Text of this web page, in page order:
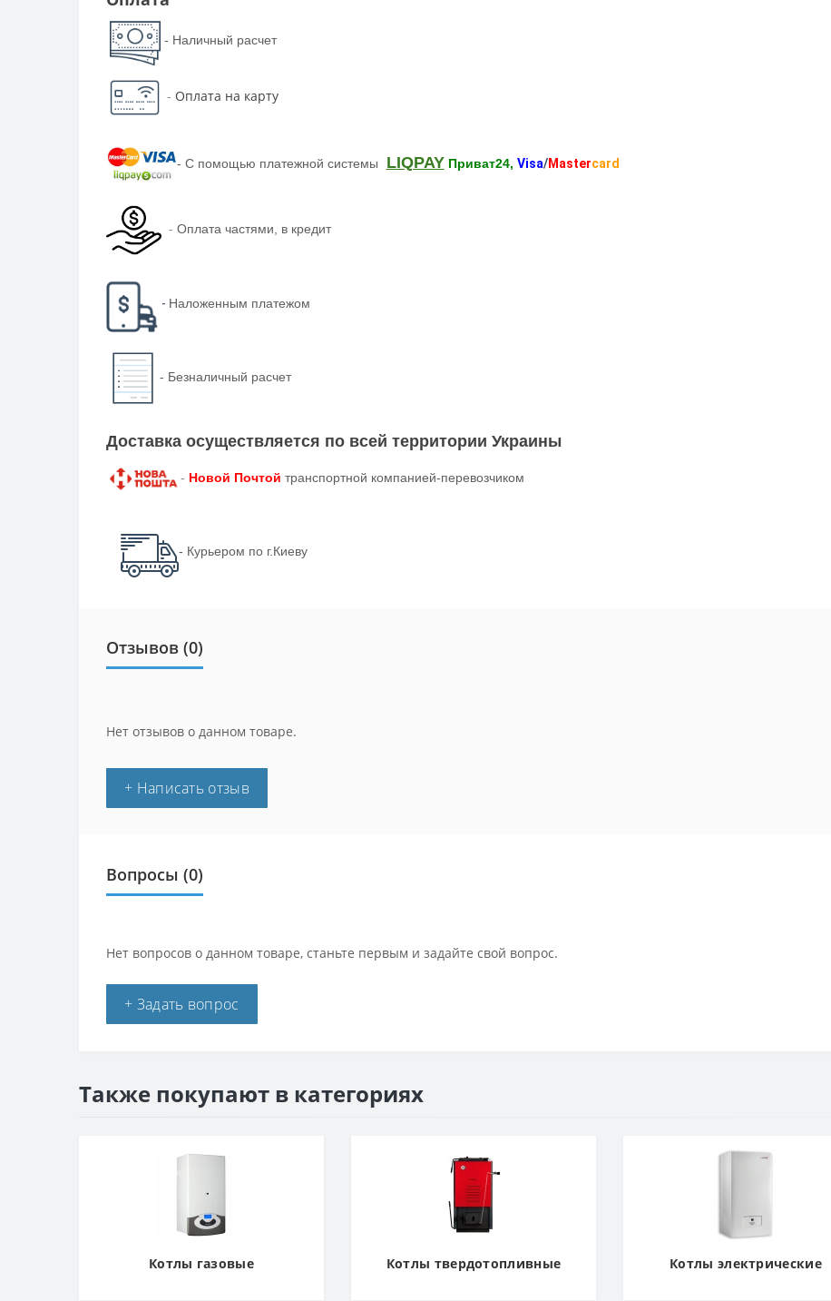
- Наличный расчет
- Оплата на карту
- С помощью платежной системы LIQPAY Приват24, Visa/Mastercard
- Оплата частями, в кредит
- Наложенным платежом
- Безналичный расчет
Доставка осуществляется по всей территории Украины
- Новой Почтой транспортной компанией-перевозчиком
- Курьером по г.Киеву
Отзывов (0)
Нет отзывов о данном товаре.
+ Написать отзыв
Вопросы (0)
Нет вопросов о данном товаре, станьте первым и задайте свой вопрос.
+ Задать вопрос
Также покупают в категориях
Котлы газовые Котлы твердотопливные Котлы электрические